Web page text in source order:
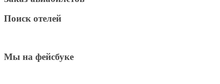
Поиск отелей
Мы на фейсбуке